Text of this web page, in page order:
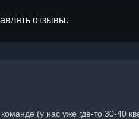
отзывы.
(у нас уже где-то 30-40